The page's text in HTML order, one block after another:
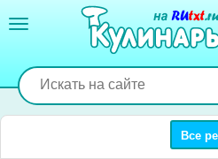
содержанию
Все